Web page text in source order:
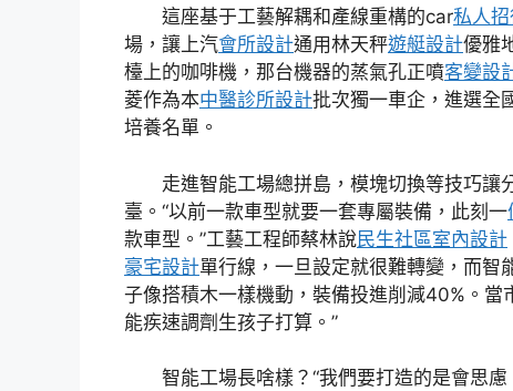
這座基于工藝解耦和產線重構的car私人
場，讓上汽會所設計通用林天秤遊艇設計優雅
檯上的咖啡機，那台機器的蒸氣孔正噴客變設
菱作為本中醫診所設計批次獨一車企，進選全
培養名單。
走進智能工場總拼島，模塊切換等技巧讓
臺。“以前一款車型就要一套專屬裝備，此刻一
款車型。”工藝工程師蔡林說民生社區室內設計
豪宅設計單行線，一旦設定就很難轉變，而智
子像搭積木一樣機動，裝備投進削減40%。當
能疾速調劑生孩子打算。”
智能工場長啥樣？“我們要打造的是會思